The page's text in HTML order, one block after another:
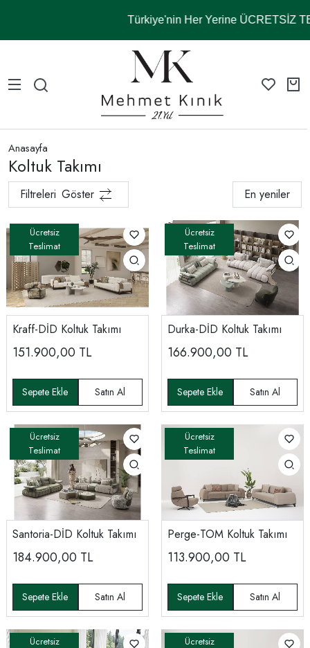
Türkiye'nin Her Yerine ÜCRETSİZ
Anasayfa
Koltuk Takımı
Filtreleri Göster En yeniler
Kraff-DİD Koltuk Takımı
151.900,00 TL
Durka-DİD Koltuk Takımı
166.900,00 TL
Santoria-DİD Koltuk Takımı
184.900,00 TL
Perge-TOM Koltuk Takımı
113.900,00 TL